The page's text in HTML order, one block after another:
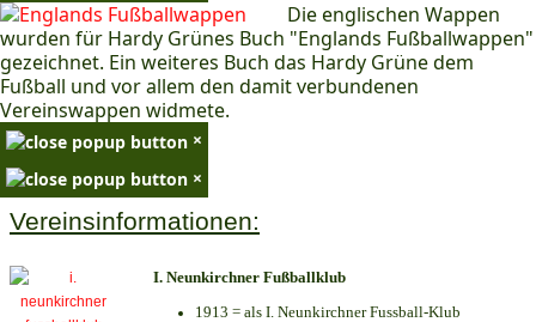
Die englischen Wappen
wurden für Hardy Grünes Buch "Englands Fußballwappen"
gezeichnet. Ein weiteres Buch das Hardy Grüne dem
Fußball und vor allem den damit verbundenen
Vereinswappen widmete.
×
×
Vereinsinformationen:
I. Neunkirchner Fußballklub
1913 = als I. Neunkirchner Fussball-Klub